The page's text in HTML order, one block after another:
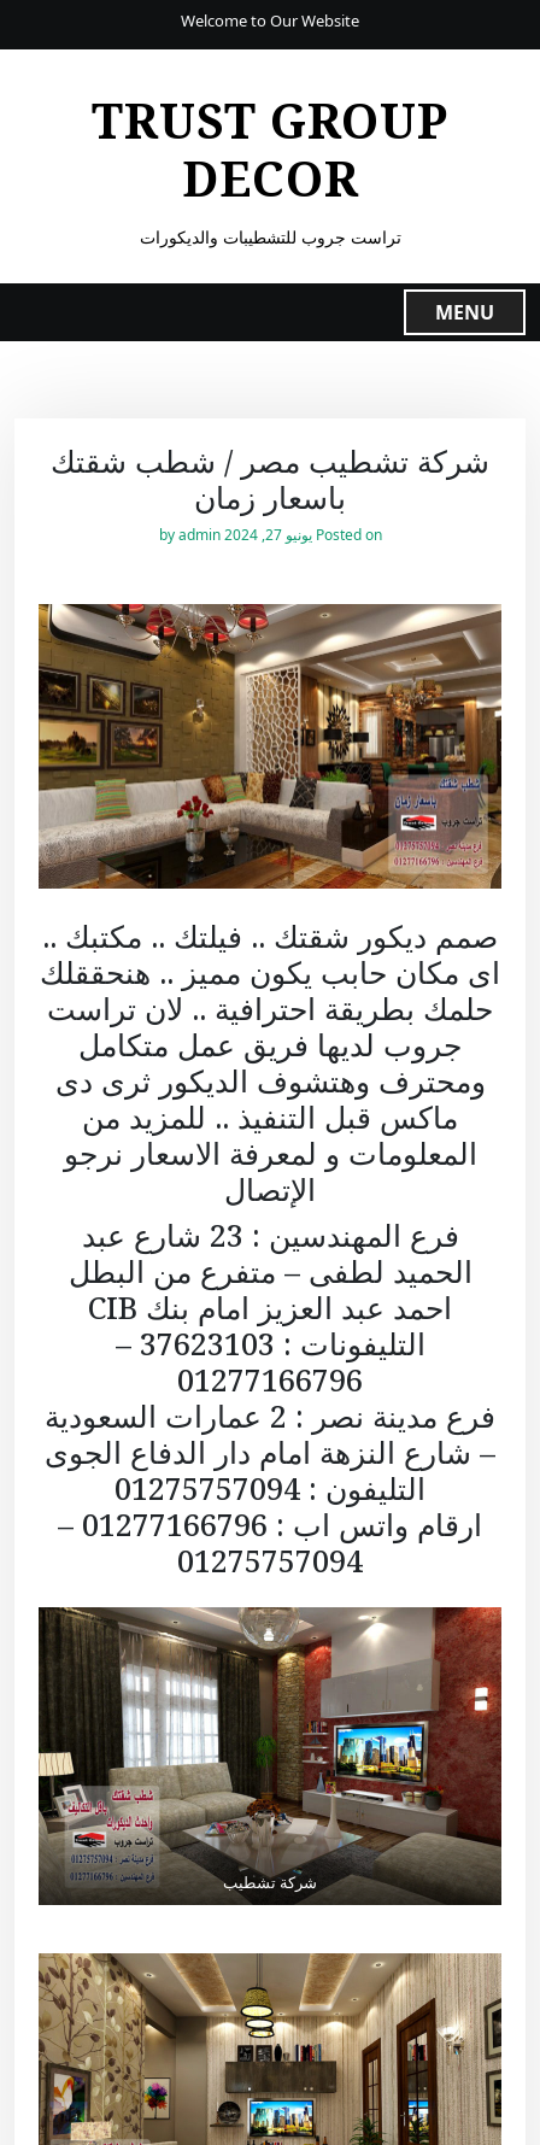
Welcome to Our Website
TRUST GROUP
DECOR
تراست جروب للتشطيبات والديكورات
MENU
شركة تشطيب مصر / شطب شقتك
باسعار زمان
Posted on يونيو 27, 2024 by
admin
صمم ديكور شقتك .. فيلتك .. مكتبك ..
اى مكان حابب يكون مميز .. هنحققلك
حلمك بطريقة احترافية .. لان تراست
جروب لديها فريق عمل متكامل
ومحترف وهتشوف الديكور ثرى دى
ماكس قبل التنفيذ .. للمزيد من
المعلومات و لمعرفة الاسعار نرجو
الإتصال
فرع المهندسين : 23 شارع عبد
الحميد لطفى – متفرع من البطل
احمد عبد العزيز امام بنك CIB
التليفونات : 37623103 –
01277166796
فرع مدينة نصر : 2 عمارات السعودية
– شارع النزهة امام دار الدفاع الجوى
التليفون : 01275757094
ارقام واتس اب : 01277166796 –
01275757094
شركة تشطيب